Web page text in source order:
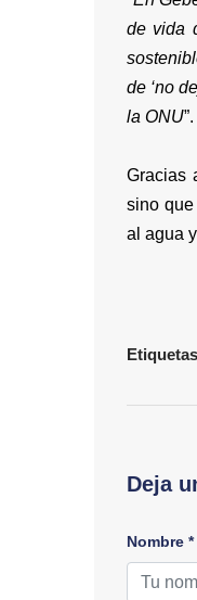
de vida
de ‘no
la ONU”.
Gracias
sino
al agua
Deja
Nombre *